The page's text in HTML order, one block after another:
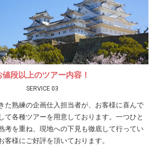
値段以上のツアー内容！
SERVICE 03
た熟練の企画仕入担当者が、お客様に喜んで
て各種ツアーを用意しております。一つひと
考を重ね、現地への下見も徹底して行ってい
客様にご好評を頂いております。